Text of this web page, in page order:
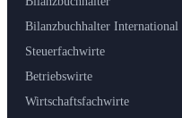
Bilanzbuchhalter International
Steuerfachwirte
Betriebswirte
Wirtschaftsfachwirte